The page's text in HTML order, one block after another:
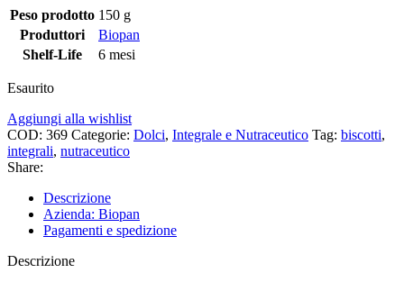
Peso prodotto 150 g
Produttori
Biopan
Shelf-Life
6 mesi
Esaurito
Aggiungi alla wishlist
COD: 369 Categorie: Dolci, Integrale e Nutraceutico Tag: biscotti,
integrali, nutraceutico
Share:
Descrizione
Azienda: Biopan
Pagamenti e spedizione
Descrizione